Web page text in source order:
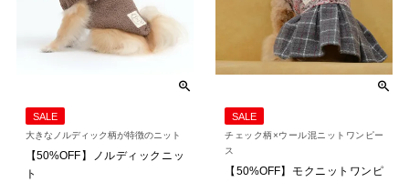
SALE
大きなノルディック柄が特徴のニット
【50%OFF】ノルディックニッ
ト
SALE
チェック柄×ウール混ニットワンピー
ス
【50%OFF】モクニットワンピ